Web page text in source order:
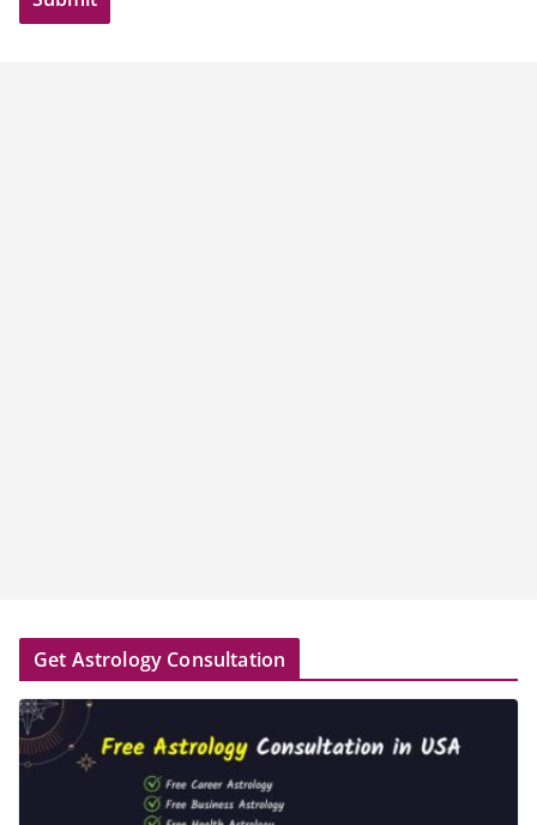
Get Astrology Consultation